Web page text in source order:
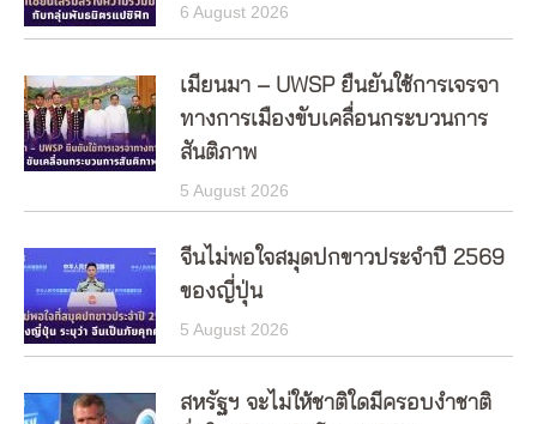
6 August 2026
เมียนมา – UWSP ยืนยันใช้การเจรจา
ทางการเมืองขับเคลื่อนกระบวนการ
สันติภาพ
5 August 2026
จีนไม่พอใจสมุดปกขาวประจำปี 2569
ของญี่ปุ่น
5 August 2026
สหรัฐฯ จะไม่ให้ชาติใดมีครอบงำชาติ